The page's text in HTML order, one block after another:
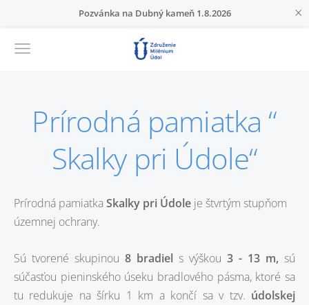
Pozvánka na Dubný kameň 1.8.2026 ×
Prírodná pamiatka “
Skalky pri Údole“
Prírodná pamiatkaSkalky pri Údole je štvrtým stupňom
územnej ochrany.
Sú tvorené skupinou 8 bradiel s výškou 3 - 13 m, sú
súčasťou pieninského úseku bradlového pásma, ktoré sa
tu redukuje na šírku 1 km a končí sa v tzv. údolskej